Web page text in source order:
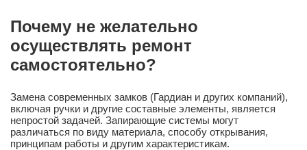
Почему не желательно
осуществлять ремонт
самостоятельно?
Замена современных замков (Гардиан и других компаний),
включая ручки и другие составные элементы, является
непростой задачей. Запирающие системы могут
различаться по виду материала, способу открывания,
принципам работы и другим характеристикам.